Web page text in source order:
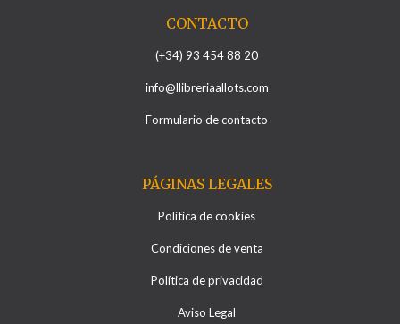
CONTACTO
(+34) 93 454 88 20
info@llibreriaallots.com
Formulario de contacto
PÁGINAS LEGALES
Política de cookies
Condiciones de venta
Política de privacidad
Aviso Legal